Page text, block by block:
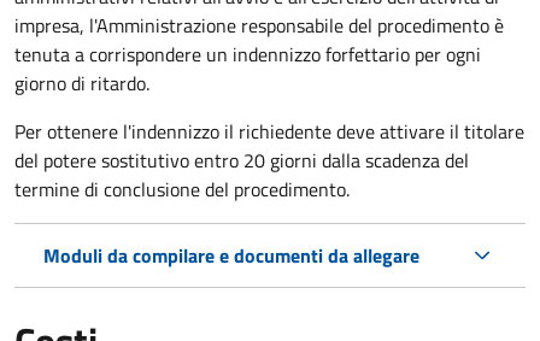
impresa, l'Amministrazione responsabile del procedimento è
tenuta a corrispondere un indennizzo forfettario per ogni
giorno di ritardo.
Per ottenere l'indennizzo il richiedente deve attivare il titolare
del potere sostitutivo entro 20 giorni dalla scadenza del
termine di conclusione del procedimento.
Moduli da compilare e documenti da allegare